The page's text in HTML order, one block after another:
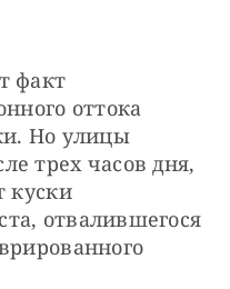
факт
оттока
Но улицы
трех часов дня,
куски
отвалившегося